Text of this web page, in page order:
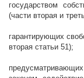
государством
(части вторая и
гарантирующих
вторая статьи 51);